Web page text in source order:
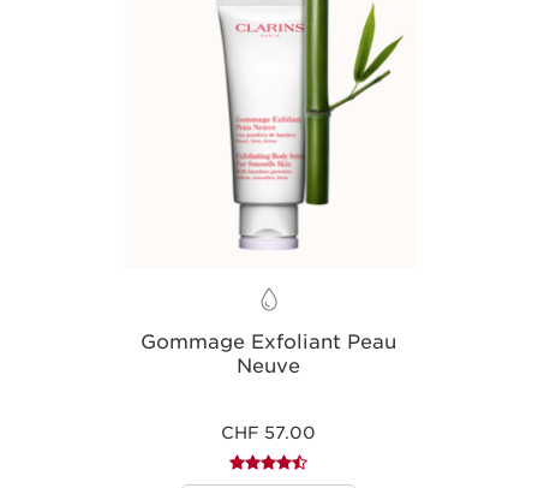
de caïmitier et de sucres d’avoine, resserre la peau
depuis la base des seins jusqu’au menton pour
une silhouette visiblement plus définie.
*Test instrumental réalisé auprès d’un panel de 30 femmes sur un test
d’une durée totale de 48 heures.
Gommage Exfoliant Peau
Neuve
CHF 57.00